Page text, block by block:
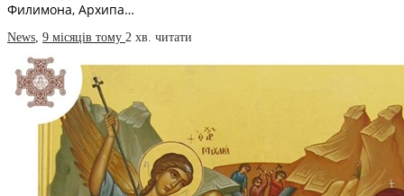
Филимона, Архипа…
News 9 місяців тому 2 хв. читати